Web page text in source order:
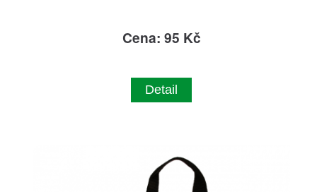
Cena: 95 Kč
Detail